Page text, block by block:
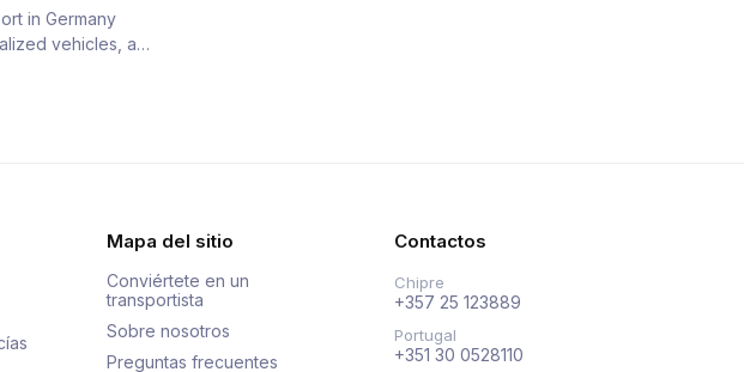
in Germany
vehicles, and
Mapa del sitio
Conviértete en un
transportista
Sobre nosotros
Preguntas frecuentes
Contactos
Chipre
+357 25 123889
Portugal
+351 30 0528110